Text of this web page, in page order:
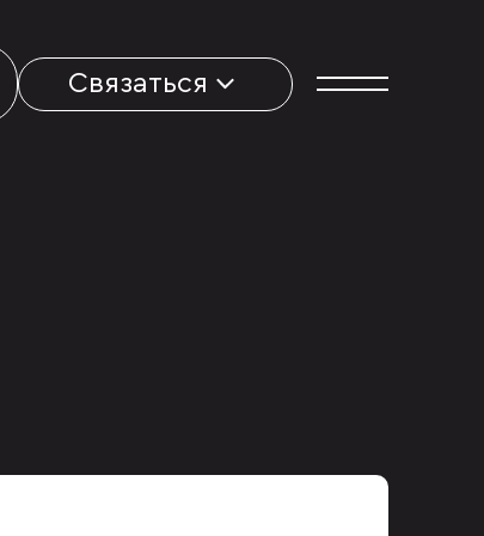
Связаться